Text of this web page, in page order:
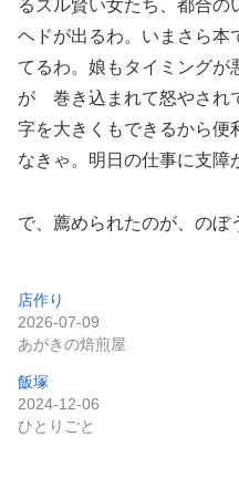
るズル賢い女たち、都合の
ヘドが出るわ。いまさら本
てるわ。娘もタイミングが
が 巻き込まれて怒やされ
字を大きくもできるから便
なきゃ。明日の仕事に支障
で、薦められたのが、の
店作り
2026-07-09
あがきの焙煎屋
飯塚
2024-12-06
ひとりごと